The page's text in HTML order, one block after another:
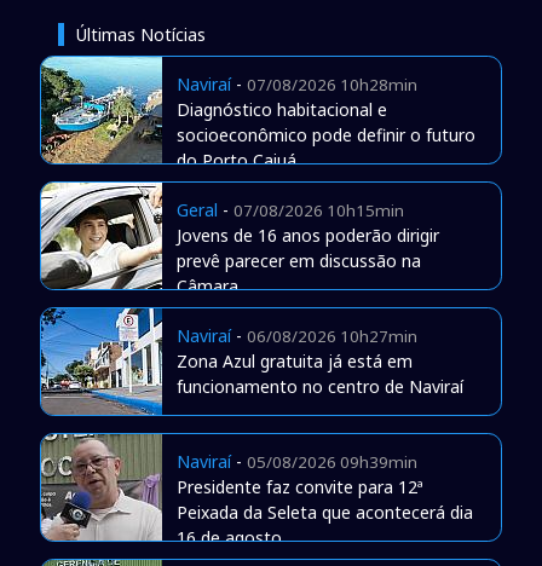
Últimas Notícias
Naviraí- 07/08/2026 10h28min
Diagnóstico habitacional e
socioeconômico pode definir o futuro
do Porto Caiuá
Geral - 07/08/2026 10h15min
Jovens de 16 anos poderão dirigir
prevê parecer em discussão na
Câmara
Naviraí- 06/08/2026 10h27min
Zona Azul gratuita já está em
funcionamento no centro de Naviraí
Naviraí- 05/08/2026 09h39min
Presidente faz convite para 12ª
Peixada da Seleta que acontecerá dia
16 de agosto